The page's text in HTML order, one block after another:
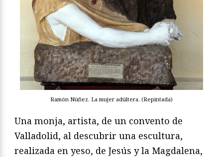
Ramón Núñez. La mujer adúltera. (Repintada)
Una monja, artista, de un convento de
Valladolid, al descubrir una escultura,
realizada en yeso, de Jesús y la Magdalena,